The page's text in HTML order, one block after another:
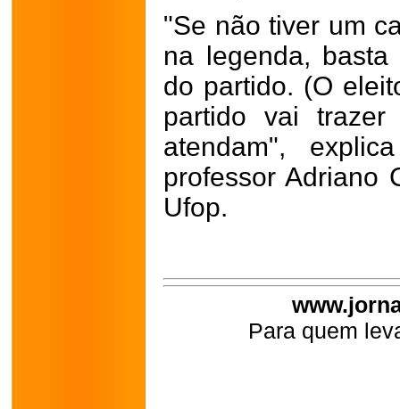
"Se não tiver um
na legenda,
do partido. (O
partido vai
atendam",
professor Adriano
Ufop.
Para quem